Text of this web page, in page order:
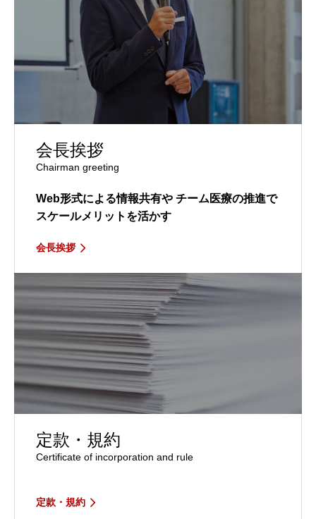
会長挨拶
Chairman greeting
Web形式による情報共有や チーム医療の推進で
スケールメリットを活かす
会長挨拶
定款・規約
Certificate of incorporation and rule
定款・規約